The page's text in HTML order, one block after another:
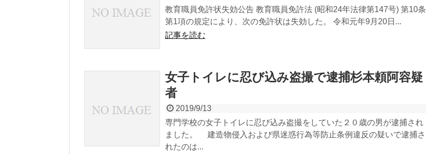
教育職員免許状失効公告 教育職員免許法 (昭和24年法律第147号) 第10条
第1項の規定により、次の免許状は失効した。 令和元年9月20日...
記事を読む
女子トイレに忍び込み盗撮で逮捕杉本頼阿容疑
者
2019/9/13
専門学校の女子トイレに忍び込み盗撮をしていた２０歳の男が逮捕され
ました。 建造物侵入および県迷惑行為等防止条例違反の疑いで逮捕さ
れたのは...